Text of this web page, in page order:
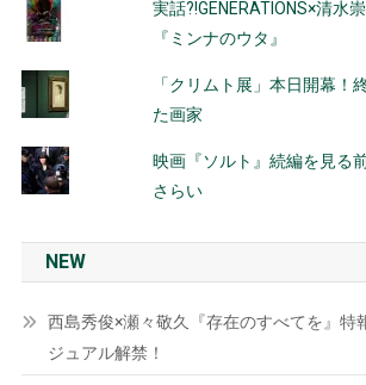
実話?!GENERATIONS×清水
『ミンナのウタ』
「クリムト展」本日開幕！
た画家
映画『ソルト』続編を見る
さらい
NEW
西島秀俊×瀬々敬久『存在のすべてを』特
ジュアル解禁！